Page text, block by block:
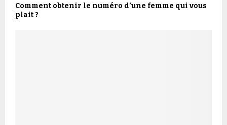
Comment obtenir le numéro d’une femme qui vous
plait ?